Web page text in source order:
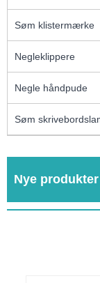
Søm klistermærke
Negleklippere
Negle håndpude
Søm
Nye produkter